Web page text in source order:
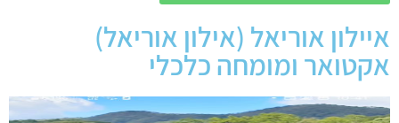
איילון אוריאל (אילון אוריאל)
אקטואר ומומחה כלכלי